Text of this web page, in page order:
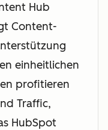
Hub
Content-
einheitlichen
profitieren
Traffic,
HubSpot